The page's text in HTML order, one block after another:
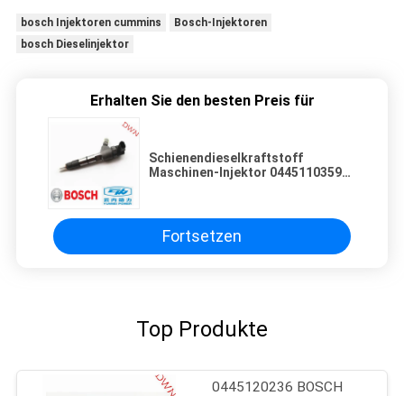
bosch Injektoren cummins
Bosch-Injektoren
bosch Dieselinjektor
Erhalten Sie den besten Preis für
Schienendieselkraftstoff
Maschinen-Injektor 0445110359
Fortsetzen
Top Produkte
0445120236 BOSCH